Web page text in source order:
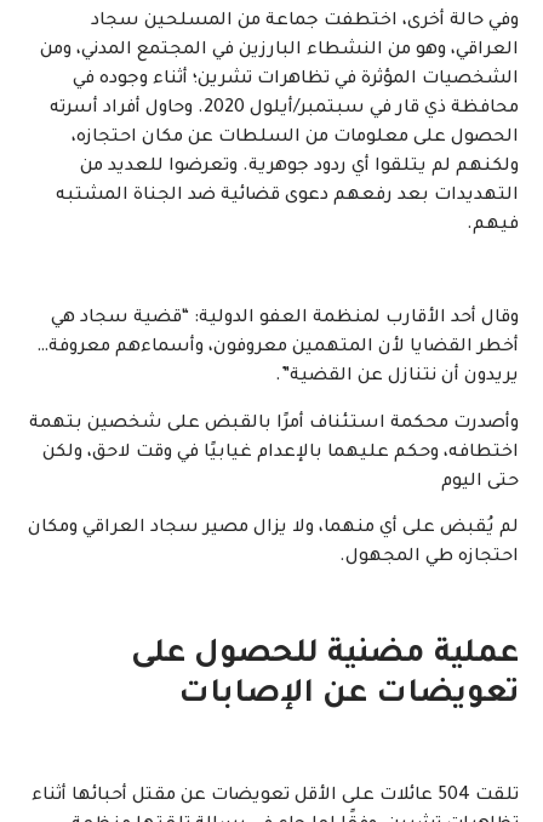
وفي حالة أخرى، اختطفت جماعة من المسلحين سجاد
العراقي، وهو من النشطاء البارزين في المجتمع المدني، ومن
الشخصيات المؤثرة في تظاهرات تشرين؛ أثناء وجوده في
محافظة ذي قار في سبتمبر/أيلول 2020. وحاول أفراد أسرته
الحصول على معلومات من السلطات عن مكان احتجازه،
ولكنهم لم يتلقوا أي ردود جوهرية. وتعرضوا للعديد من
التهديدات بعد رفعهم دعوى قضائية ضد الجناة المشتبه
فيهم.
وقال أحد الأقارب لمنظمة العفو الدولية: “قضية سجاد هي
أخطر القضايا لأن المتهمين معروفون، وأسماءهم معروفة…
يريدون أن نتنازل عن القضية”.
وأصدرت محكمة استئناف أمرًا بالقبض على شخصين بتهمة
اختطافه، وحكم عليهما بالإعدام غيابيًا في وقت لاحق، ولكن
حتى اليوم
لم يُقبض على أي منهما، ولا يزال مصير سجاد العراقي ومكان
احتجازه طي المجهول.
عملية مضنية للحصول على
تعويضات عن الإصابات
تلقت 504 عائلات على الأقل تعويضات عن مقتل أحبائها أثناء